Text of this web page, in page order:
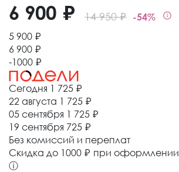
14 950 ₽ -54%
6 900 ₽
5 900 ₽
6 900 ₽
-1000 ₽
Сегодня 1 725 ₽
22 августа 1 725 ₽
05 сентября 1 725 ₽
19 сентября 725 ₽
Без комиссий и переплат
Cкидка до 1000 ₽ при
ⓘ